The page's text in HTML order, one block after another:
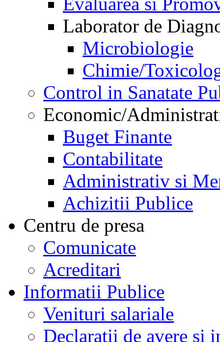
Laborator de
Microbiologie
Chimie/
Control in Sanatate
Economic/
Buget Finante
Contabilitate
Administrativ si
Achizitii Publice
Centru de presa
Comunicate
Acreditari
Informatii Publice
Venituri salariale
Declaratii de avere si